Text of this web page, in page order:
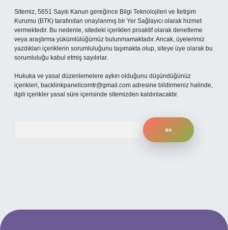
Sitemiz, 5651 Sayılı Kanun gereğince Bilgi Teknolojileri ve İletişim
Kurumu (BTK) tarafından onaylanmış bir Yer Sağlayıcı olarak hizmet
vermektedir. Bu nedenle, sitedeki içerikleri proaktif olarak denetleme
veya araştırma yükümlülüğümüz bulunmamaktadır. Ancak, üyelerimiz
yazdıkları içeriklerin sorumluluğunu taşımakta olup, siteye üye olarak bu
sorumluluğu kabul etmiş sayılırlar.
Hukuka ve yasal düzenlemelere aykırı olduğunu düşündüğünüz
içerikleri, backlinkpanelicomtr@gmail.com adresine bildirmeniz halinde,
ilgili içerikler yasal süre içerisinde sitemizden kaldırılacaktır.
güncel giriş